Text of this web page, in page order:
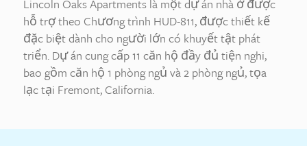
Lincoln Oaks Apartments là một dự án nhà ở được
hỗ trợ theo Chương trình HUD-811, được thiết kế
đặc biệt dành cho người lớn có khuyết tật phát
triển. Dự án cung cấp 11 căn hộ đầy đủ tiện nghi,
bao gồm căn hộ 1 phòng ngủ và 2 phòng ngủ, tọa
lạc tại Fremont, California.